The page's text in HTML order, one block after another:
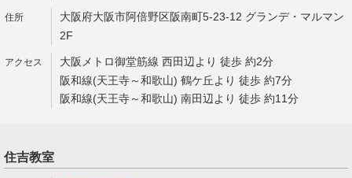
大阪府大阪市阿倍野区阪南町5-23-12 グランデ・マルマン
2F
大阪メトロ御堂筋線 西田辺より 徒歩 約2分
阪和線(天王寺～和歌山) 鶴ケ丘より 徒歩 約7分
阪和線(天王寺～和歌山) 南田辺より 徒歩 約11分
住吉教室